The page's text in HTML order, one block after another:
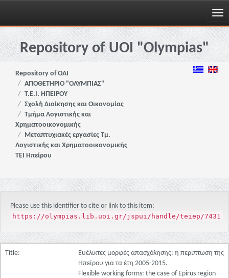
Skip
navigationRepository of UOI "Olympias"
Repository of OAI
ΑΠΟΘΕΤΗΡΙΟ "ΟΛΥΜΠΙΑΣ"
Τ.Ε.Ι. ΗΠΕΙΡΟΥ
Σχολή Διοίκησης και Οικονομίας
Τμήμα Λογιστικής και
Χρηματοοικονομικής
Μεταπτυχιακές εργασίες Τμ.
Λογιστικής και Χρηματοοικονομικής
ΤΕΙ Ηπείρου
Please use this identifier to cite or link to this item:
https://olympias.lib.uoi.gr/jspui/handle/teiep/7431
Title:
Ευέλικτες μορφές απασχόλησης: η περίπτωση της
Ηπείρου για τα έτη 2005-2015.
Flexible working forms: the case of Epirus region